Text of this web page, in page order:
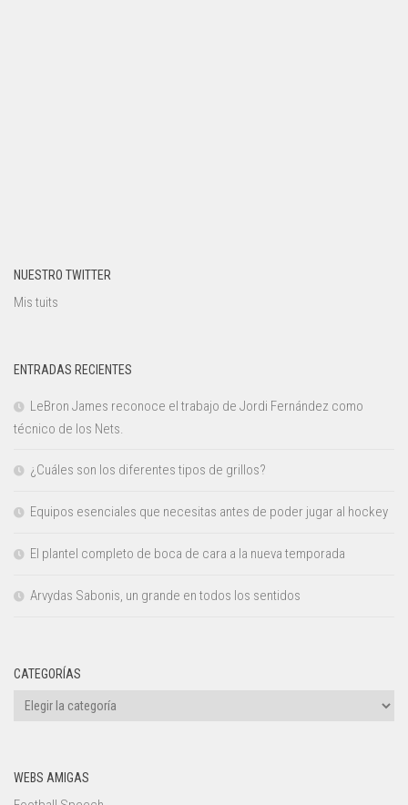
NUESTRO TWITTER
Mis tuits
ENTRADAS RECIENTES
LeBron James reconoce el trabajo de Jordi Fernández como
técnico de los Nets.
¿Cuáles son los diferentes tipos de grillos?
Equipos esenciales que necesitas antes de poder jugar al hockey
El plantel completo de boca de cara a la nueva temporada
Arvydas Sabonis, un grande en todos los sentidos
CATEGORÍAS
Categorías
WEBS AMIGAS